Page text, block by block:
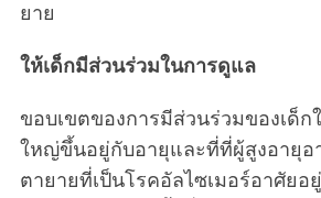
ยาย
ให้เด็กมีส่วนร่วมในการดูแล
ขอบเขตของการมีส่วนร่วมของเด็
ใหญ่ขึ้นอยู่กับอายุและที่ที่ผู้สูงอายุอ
ตายายที่เป็นโรคอัลไซเมอร์อาศัย